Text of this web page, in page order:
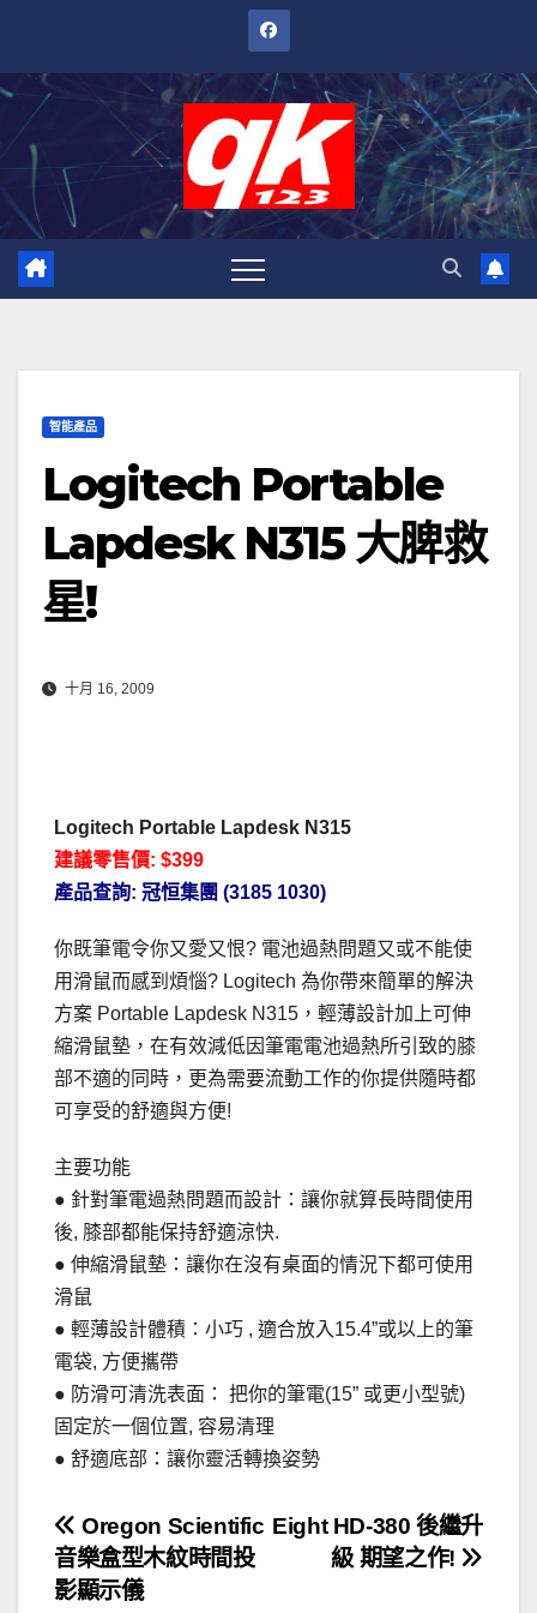
內
智能產品
Logitech Portable
Lapdesk N315 大脾救
星!
十月 16, 2009
Logitech Portable Lapdesk N315
建議零售價: $399
產品查詢: 冠恒集團 (3185 1030)
你既筆電令你又愛又恨? 電池過熱問題又或不能使
用滑鼠而感到煩惱? Logitech 為你帶來簡單的解決
方案 Portable Lapdesk N315，輕薄設計加上可伸
縮滑鼠墊，在有效減低因筆電電池過熱所引致的膝
部不適的同時，更為需要流動工作的你提供隨時都
可享受的舒適與方便!
主要功能
● 針對筆電過熱問題而設計：讓你就算長時間使用
後, 膝部都能保持舒適涼快.
● 伸縮滑鼠墊：讓你在沒有桌面的情況下都可使用
滑鼠
● 輕薄設計體積：小巧 , 適合放入15.4”或以上的筆
電袋, 方便攜帶
● 防滑可清洗表面： 把你的筆電(15” 或更小型號)
固定於一個位置, 容易清理
● 舒適底部：讓你靈活轉換姿勢
文
章
Eight HD-380 後繼升
級 期望之作!
Oregon Scientific
音樂盒型木紋時間投
影顯示儀